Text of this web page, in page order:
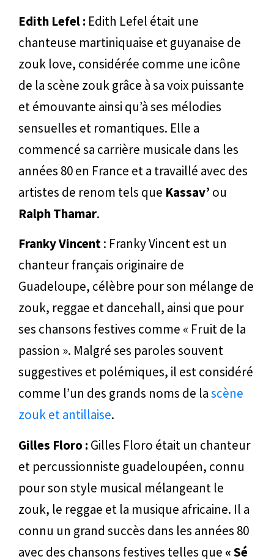
Edith Lefel : Edith Lefel était une
chanteuse martiniquaise et guyanaise de
zouk love, considérée comme une icône
de la scène zouk grâce à sa voix puissante
et émouvante ainsi qu’à ses mélodies
sensuelles et romantiques. Elle a
commencé sa carrière musicale dans les
années 80 en France et a travaillé avec des
artistes de renom tels que Kassav’ ou
Ralph Thamar.
Franky Vincent: Franky Vincent est un
chanteur français originaire de
Guadeloupe, célèbre pour son mélange de
zouk, reggae et dancehall, ainsi que pour
ses chansons festives comme « Fruit de la
passion ». Malgré ses paroles souvent
suggestives et polémiques, il est considéré
comme l’un des grands noms de lascène
zouk et antillaise.
Gilles Floro : Gilles Floro était un chanteur
et percussionniste guadeloupéen, connu
pour son style musical mélangeant le
zouk, le reggae et la musique africaine. Il a
connu un grand succès dans les années 80
avec des chansons festives telles que « Sé